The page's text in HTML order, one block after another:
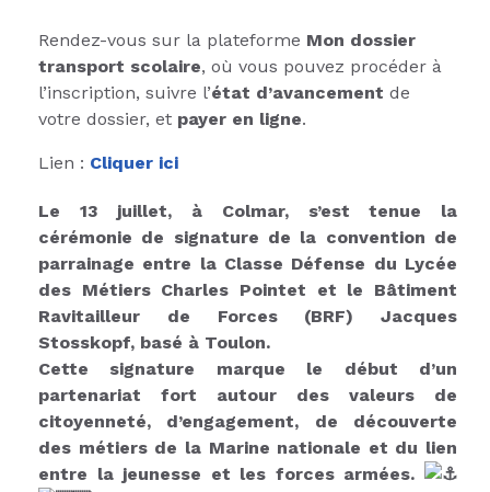
Rendez-vous sur la plateforme Mon dossier
transport scolaire, où vous pouvez procéder à
l’inscription, suivre l’état d’avancement de
votre dossier, et payer en ligne.
Lien : Cliquer ici
Le 13 juillet, à Colmar, s’est tenue la
cérémonie de signature de la convention de
parrainage entre la Classe Défense du Lycée
des Métiers Charles Pointet et le Bâtiment
Ravitailleur de Forces (BRF) Jacques
Stosskopf, basé à Toulon.
Cette signature marque le début d’un
partenariat fort autour des valeurs de
citoyenneté, d’engagement, de découverte
des métiers de la Marine nationale et du lien
entre la jeunesse et les forces armées.